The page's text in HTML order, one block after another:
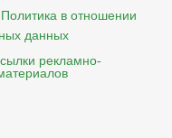
Политика в отношении
данных
рекламно-
материалов